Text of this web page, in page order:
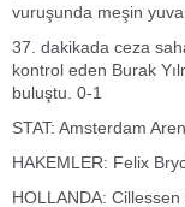
vuruşunda meşin
37. dakikada ceza
kontrol eden Burak
buluştu. 0-1
STAT: Amsterdam
HAKEMLER: Felix
HOLLANDA: